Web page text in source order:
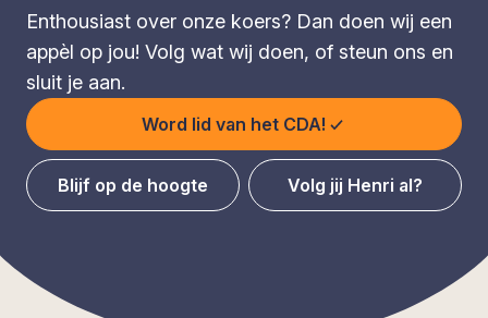
Enthousiast over onze koers? Dan doen wij een
appèl op jou! Volg wat wij doen, of steun ons en
sluit je aan.
Word lid van het CDA!
Blijf op de hoogte Volg jij Henri al?